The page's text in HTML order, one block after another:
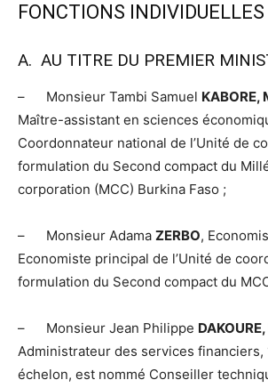
FONCTIONS INDIVIDUELLES
A. AU TITRE DU PREMIER
– Monsieur Tambi Samuel KABORE,
Maître-assistant en sciences
Coordonnateur national de l’Unité de
formulation du Second compact du
corporation (MCC) Burkina Faso ;
– Monsieur Adama ZERBO,
Economiste principal de l’Unité de
formulation du Second compact du
– Monsieur Jean Philippe
Administrateur des services financiers,
échelon, est nommé Conseiller